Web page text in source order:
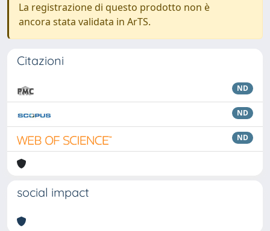
La registrazione di questo prodotto non è
ancora stata validata in ArTS.
Citazioni
ND
ND
ND
social impact